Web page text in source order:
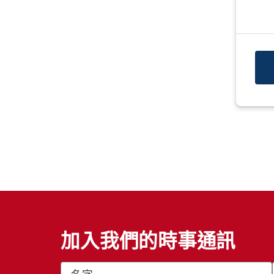
加入我們的時事通訊